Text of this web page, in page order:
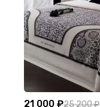
21 000 ₽25 200 ₽